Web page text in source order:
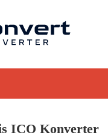
ICO Konverter